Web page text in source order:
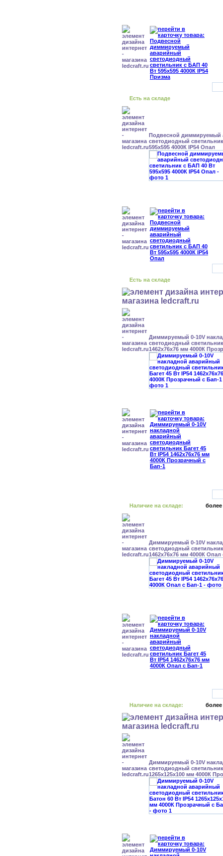
Есть на складе
Подвесной диммируемый
светодиодный
595x595 4000К IP54 Опал
Есть на складе
Диммируемый 0-10V
светодиодный светильник
1462x76x76 мм 4000К
Наличие на складе: более
Диммируемый 0-10V
светодиодный светильник
1462x76x76 мм 4000К Опал
Наличие на складе: более
Диммируемый 0-10V
светодиодный
1265x125x100 мм 4000К